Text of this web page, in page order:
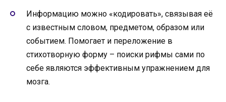
Информацию можно «кодировать», связывая её
с известным словом, предметом, образом или
событием. Помогает и переложение в
стихотворную форму – поиски рифмы сами по
себе являются эффективным упражнением для
мозга.